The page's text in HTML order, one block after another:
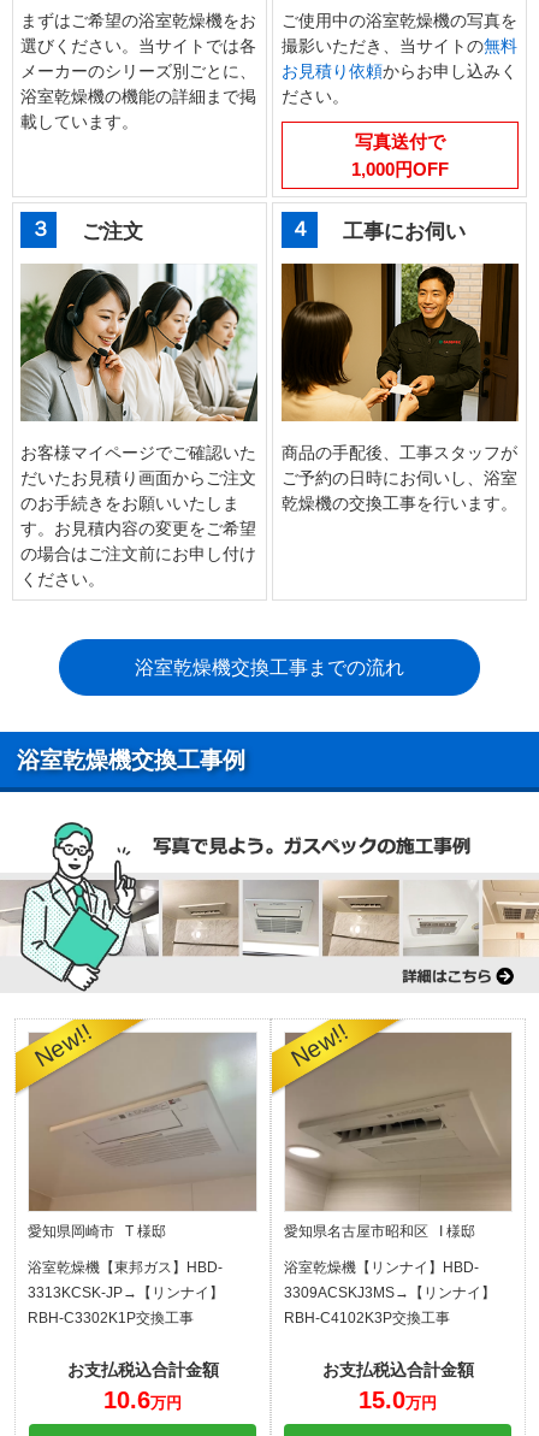
まずはご希望の浴室乾燥機をお
選びください。当サイトでは各
メーカーのシリーズ別ごとに、
浴室乾燥機の機能の詳細まで掲
載しています。
ご使用中の浴室乾燥機の写真を
撮影いただき、当サイトの無料
お見積り依頼からお申し込みく
ださい。
写真送付で
1,000円OFF
３ ご注文
お客様マイページでご確認いた
だいたお見積り画面からご注文
のお手続きをお願いいたしま
す。お見積内容の変更をご希望
の場合はご注文前にお申し付け
ください。
４ 工事にお伺い
商品の手配後、工事スタッフが
ご予約の日時にお伺いし、浴室
乾燥機の交換工事を行います。
浴室乾燥機交換工事までの流れ
浴室乾燥機交換工事例
愛知県岡崎市 T 様邸
浴室乾燥機【東邦ガス】HBD-
3313KCSK-JP→【リンナイ】
RBH-C3302K1P交換工事
お支払税込合計金額
10.6万円
愛知県名古屋市昭和区 I 様邸
浴室乾燥機【リンナイ】HBD-
3309ACSKJ3MS→【リンナイ】
RBH-C4102K3P交換工事
お支払税込合計金額
15.0万円